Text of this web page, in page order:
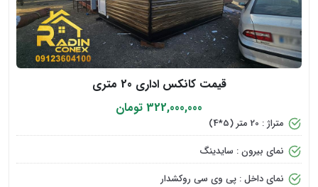
قیمت کانکس اداری 20 متری
322,000,000 تومان
متراژ : 20 متر (5*4)
نمای بیرون : سایدینگ
نمای داخل : پی وی سی روکشدار